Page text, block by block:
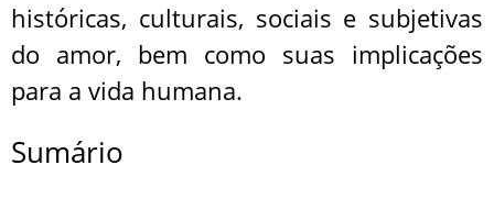
históricas, culturais, sociais e subjetivas
do amor, bem como suas implicações
para a vida humana.
Sumário